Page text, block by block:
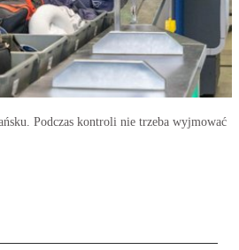
Podczas kontroli nie trzeba wyjmować